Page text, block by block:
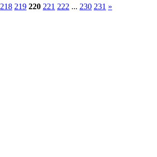
218 219 220 221 222 ... 230 231 »